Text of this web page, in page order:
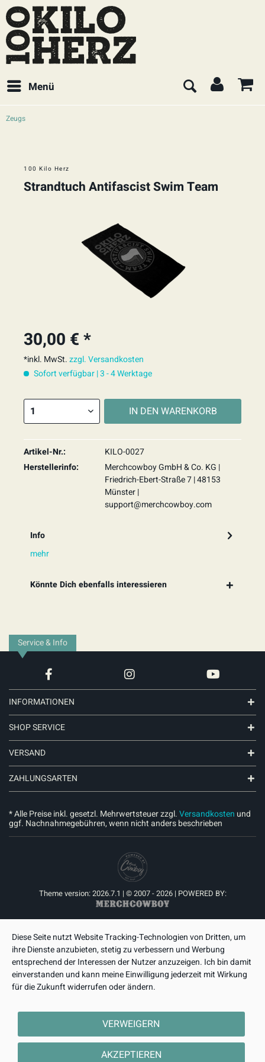
Menü
Zeugs
100 Kilo Herz
Strandtuch Antifascist Swim Team
30,00 € *
*inkl. MwSt.zzgl. Versandkosten
Sofort verfügbar | 3 - 4 Werktage
IN DEN WARENKORB
Artikel-Nr.:
KILO-0027
Herstellerinfo:
Merchcowboy GmbH & Co. KG |
Friedrich-Ebert-Straße 7 | 48153
Münster |
support@merchcowboy.com
Info
mehr
Könnte Dich ebenfalls interessieren
Service & Info
INFORMATIONEN
SHOP SERVICE
VERSAND
ZAHLUNGSARTEN
* Alle Preise inkl. gesetzl. Mehrwertsteuer zzgl.Versandkosten und
ggf. Nachnahmegebühren, wenn nicht anders beschrieben
Theme version: 2026.7.1 | © 2007 - 2026 | POWERED BY:
Diese Seite nutzt Website Tracking-Technologien von Dritten, um
ihre Dienste anzubieten, stetig zu verbessern und Werbung
entsprechend der Interessen der Nutzer anzuzeigen. Ich bin damit
einverstanden und kann meine Einwilligung jederzeit mit Wirkung
für die Zukunft widerrufen oder ändern.
VERWEIGERN
AKZEPTIEREN